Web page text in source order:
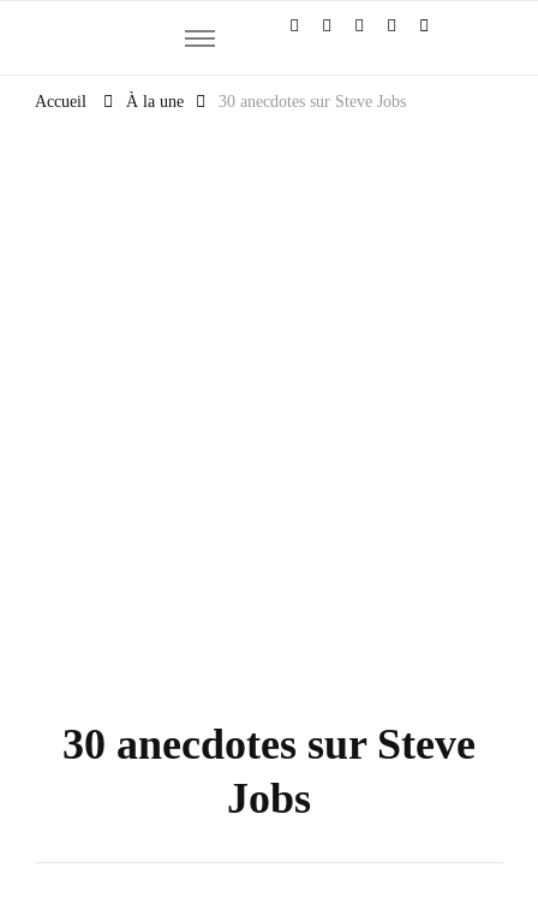
Et si la culture générale devenait ta meilleure alliée
Accueil À la une 30 anecdotes sur Steve Jobs
30 anecdotes sur Steve
Jobs